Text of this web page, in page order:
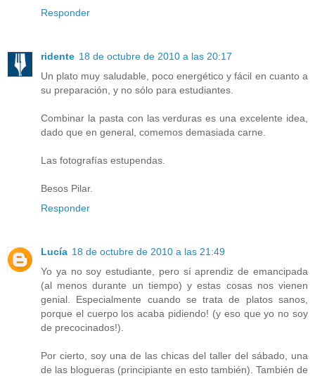
Responder
ridente 18 de octubre de 2010 a las 20:17
Un plato muy saludable, poco energético y fácil en cuanto a
su preparación, y no sólo para estudiantes.
Combinar la pasta con las verduras es una excelente idea,
dado que en general, comemos demasiada carne.
Las fotografías estupendas.
Besos Pilar.
Responder
Lucía 18 de octubre de 2010 a las 21:49
Yo ya no soy estudiante, pero sí aprendiz de emancipada
(al menos durante un tiempo) y estas cosas nos vienen
genial. Especialmente cuando se trata de platos sanos,
porque el cuerpo los acaba pidiendo! (y eso que yo no soy
de precocinados!).
Por cierto, soy una de las chicas del taller del sábado, una
de las blogueras (principiante en esto también). También de